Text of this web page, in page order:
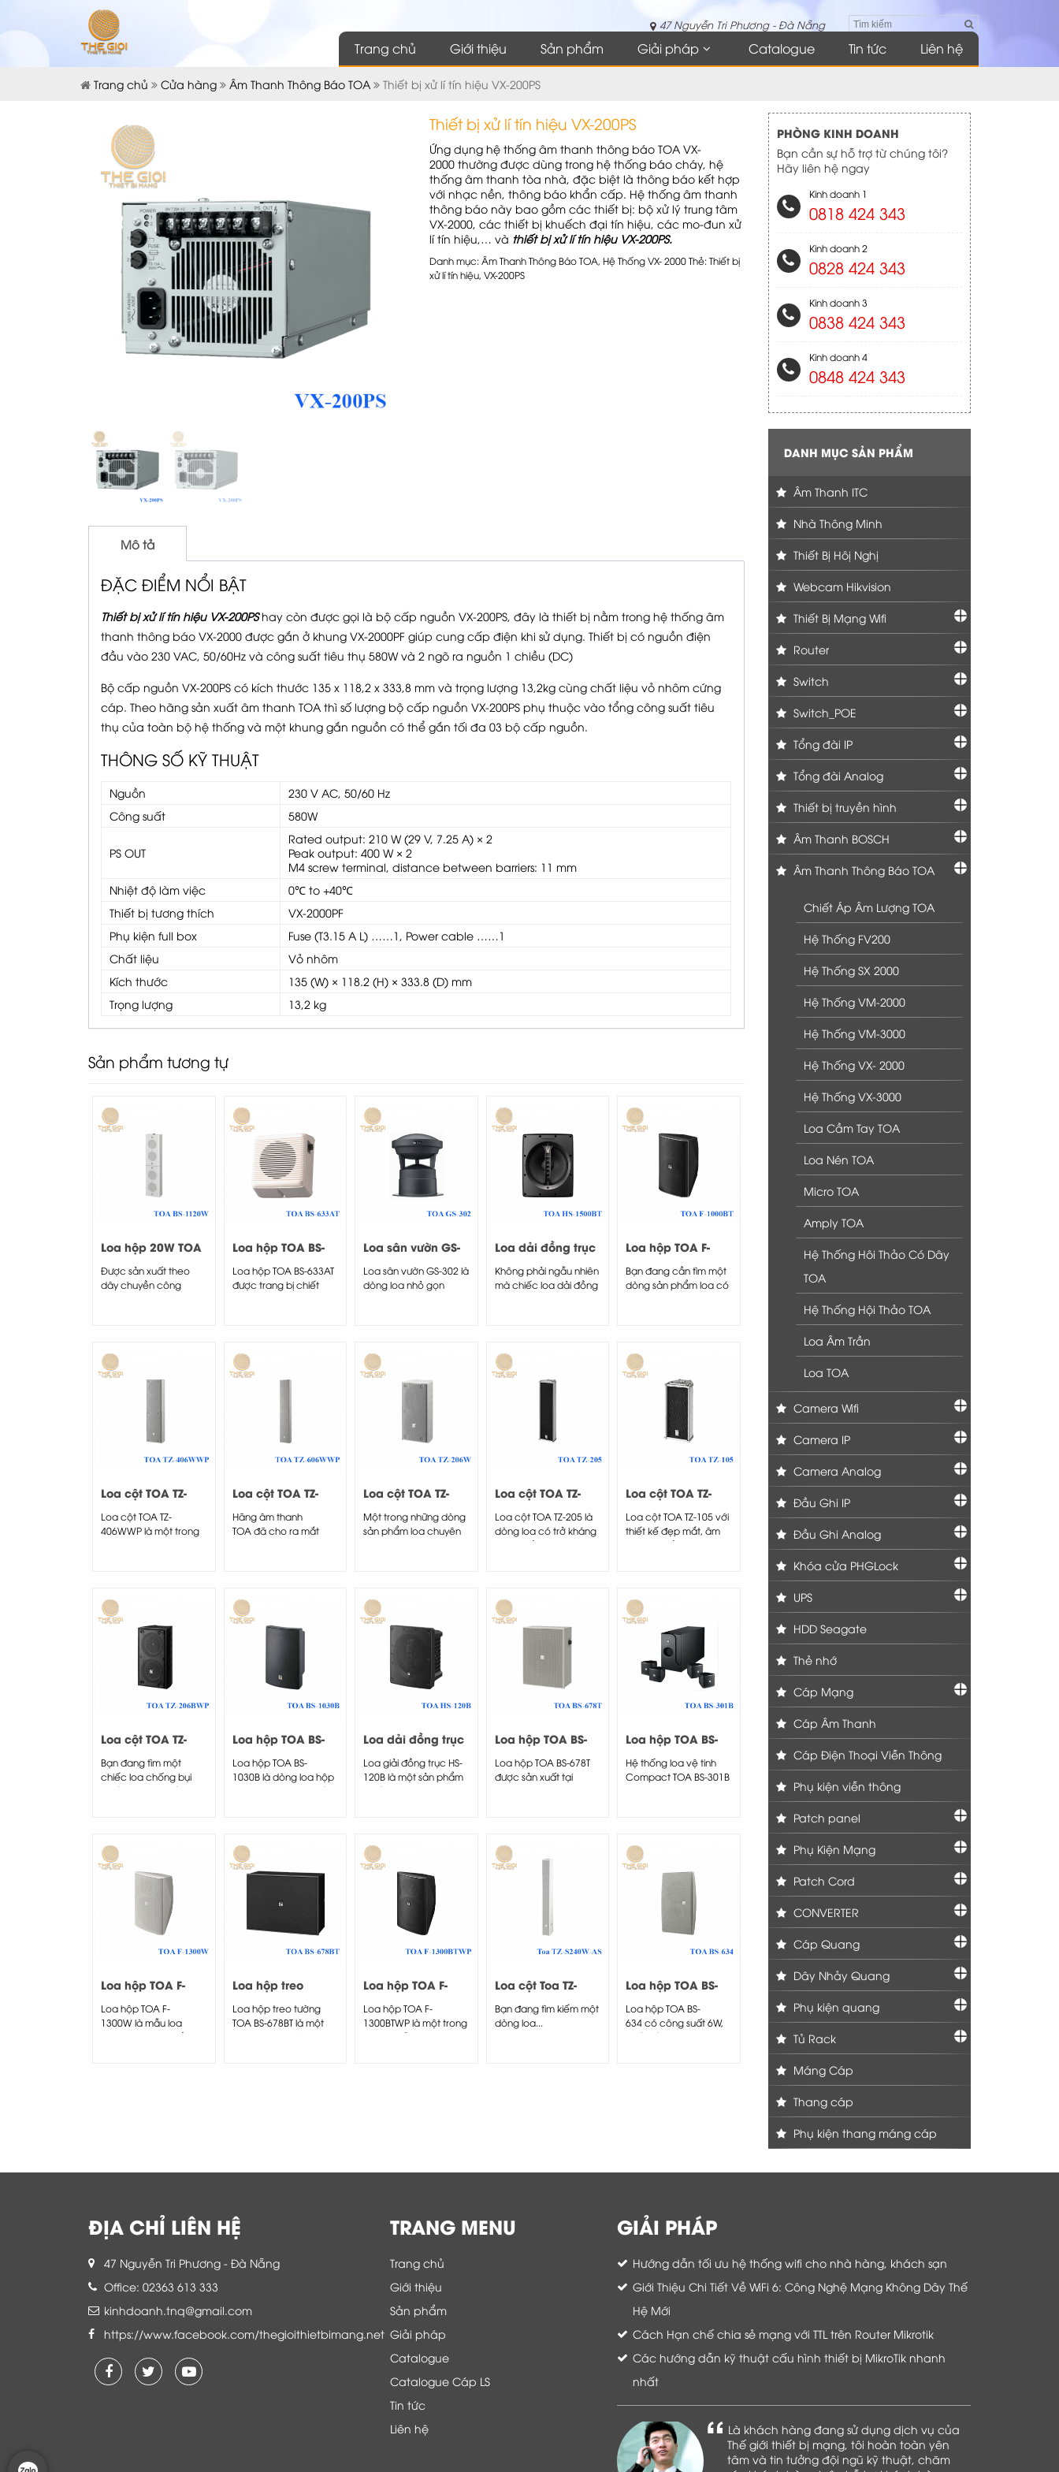
47 Nguyễn Tri Phương - Đà Nẵng
Trang chủ Giới thiệu Sản phẩm Giải pháp Catalogue Tin tức Liên hệ
Trang chủ Cửa hàng Âm Thanh Thông Báo TOA Thiết bị xử lí tín hiệu VX-200PS
Thiết bị xử lí tín hiệu VX-200PS
Ứng dụng hệ thống âm thanh thông báo TOA VX-
2000 thường được dùng trong hệ thống báo cháy, hệ
thống âm thanh tòa nhà, đặc biệt là thông báo kết hợp
với nhạc nền, thông báo khẩn cấp. Hệ thống âm thanh
thông báo này bao gồm các thiết bị: bộ xử lý trung tâm
VX-2000, các thiết bị khuếch đại tín hiệu, các mo-đun xử
lí tín hiệu,… và thiết bị xử lí tín hiệu VX-200PS.
Danh mục:Âm Thanh Thông Báo TOA, Hệ Thống VX- 2000Thẻ:Thiết bị
xử lí tín hiệu, VX-200PS
Mô tả
ĐẶC ĐIỂM NỔI BẬT
Thiết bị xử lí tín hiệu VX-200PShay còn được gọi là bộ cấp nguồn VX-200PS, đây là thiết bị nằm trong hệ thống âm
thanh thông báo VX-2000 được gắn ở khung VX-2000PF giúp cung cấp điện khi sử dụng. Thiết bị có nguồn điện
đầu vào 230 VAC, 50/60Hz và công suất tiêu thụ 580W và 2 ngõ ra nguồn 1 chiều (DC)
Bộ cấp nguồn VX-200PS có kích thước 135 x 118,2 x 333,8 mm và trọng lượng 13,2kg cùng chất liệu vỏ nhôm cứng
cáp. Theo hãng sản xuất âm thanh TOA thì số lượng bộ cấp nguồn VX-200PS phụ thuộc vào tổng công suất tiêu
thụ của toàn bộ hệ thống và một khung gắn nguồn có thể gắn tối đa 03 bộ cấp nguồn.
THÔNG SỐ KỸ THUẬT
Nguồn
230 V AC, 50/60 Hz
Công suất
580W
PS OUT
Rated output: 210 W (29 V, 7.25 A) × 2
Peak output: 400 W × 2
M4 screw terminal, distance between barriers: 11 mm
Nhiệt độ làm việc
0℃ to +40℃
Thiết bị tương thích
VX-2000PF
Phụ kiện full box
Fuse (T3.15 A L) ……1, Power cable ……1
Chất liệu
Vỏ nhôm
Kích thước
135 (W) × 118.2 (H) × 333.8 (D) mm
Trọng lượng
13,2 kg
Sản phẩm tương tự
Loa hộp 20W TOA
BS-1120W
Được sản xuất theo
dây chuyền công
Loa hộp TOA BS-
633AT
Loa hộp TOA BS-633AT
được trang bị chiết
Loa sân vườn GS-
302
Loa sân vườn GS-302 là
dòng loa nhỏ gọn
Loa dải đồng trục
HS-1500BT
Không phải ngẫu nhiên
mà chiếc loa dải đồng
Loa hộp TOA F-
1000BT
Bạn đang cần tìm một
dòng sản phẩm loa có
Loa cột TOA TZ-
406WWP
Loa cột TOA TZ-
406WWP là một trong
Loa cột TOA TZ-
606WWP
Hãng âm thanh
TOA đã cho ra mắt
Loa cột TOA TZ-
206W
Một trong những dòng
sản phẩm loa chuyên
Loa cột TOA TZ-
205
Loa cột TOA TZ-205 là
dòng loa có trở kháng
và độ bền...
Loa cột TOA TZ-
105
Loa cột TOA TZ-105 với
thiết kế đẹp mắt, âm
thanh truyền theo...
Loa cột TOA TZ-
206BWP
Bạn đang tìm một
chiếc loa chống bụi
chống nước chất
Loa hộp TOA BS-
1030B
Loa hộp TOA BS-
1030B là dòng loa hộp
thông báo công suất...
Loa dải đồng trục
HS-120B
Loa giải đồng trục HS-
120B là một sản phẩm
chất lượng thuộc series
Loa hộp TOA BS-
678T
Loa hộp TOA BS-678T
được sản xuất tại
Loa hộp TOA BS-
301B
Hệ thống loa vệ tinh
Compact TOA BS-301B
Loa hộp TOA F-
1300W
Loa hộp TOA F-
1300W là mẫu loa
được tích hợp nhiều
Loa hộp treo
tường TOA BS-
678BT
Loa hộp treo tường
TOA BS-678BT là một
Loa hộp TOA F-
1300BTWP
Loa hộp TOA F-
1300BTWP là một trong
những mẫu loa hộp
Loa cột Toa TZ-
S240W-AS
Bạn đang tìm kiếm một
dòng loa...
Loa hộp TOA BS-
634
Loa hộp TOA BS-
634 có công suất 6W,
thiết kế gọn nhẹ,...
PHÒNG KINH DOANH
Bạn cần sự hỗ trợ từ chúng tôi?
Hãy liên hệ ngay
Kinh doanh 1
0818 424 343
Kinh doanh 2
0828 424 343
Kinh doanh 3
0838 424 343
Kinh doanh 4
0848 424 343
DANH MỤC SẢN PHẨM
Âm Thanh ITC
Nhà Thông Minh
Thiết Bị Hôị Nghị
Webcam Hikvision
Thiết Bị Mạng Wifi
Router
Switch
Switch_POE
Tổng đài IP
Tổng đài Analog
Thiết bị truyền hình
Âm Thanh BOSCH
Âm Thanh Thông Báo TOA
Chiết Áp Âm Lượng TOA
Hệ Thống FV200
Hệ Thống SX 2000
Hệ Thống VM-2000
Hệ Thống VM-3000
Hệ Thống VX- 2000
Hệ Thống VX-3000
Loa Cầm Tay TOA
Loa Nén TOA
Micro TOA
Amply TOA
Hệ Thống Hôi Thảo Có Dây
TOA
Hệ Thống Hội Thảo TOA
Loa Âm Trần
Loa TOA
Camera Wifi
Camera IP
Camera Analog
Đầu Ghi IP
Đầu Ghi Analog
Khóa cửa PHGLock
UPS
HDD Seagate
Thẻ nhớ
Cáp Mạng
Cáp Âm Thanh
Cáp Điện Thoại Viễn Thông
Phụ kiện viễn thông
Patch panel
Phụ Kiện Mạng
Patch Cord
CONVERTER
Cáp Quang
Dây Nhảy Quang
Phụ kiện quang
Tủ Rack
Máng Cáp
Thang cáp
Phụ kiện thang máng cáp
ĐỊA CHỈ LIÊN HỆ
47 Nguyễn Tri Phương - Đà Nẵng
Office: 02363 613 333
kinhdoanh.tnq@gmail.com
https://www.facebook.com/thegioithietbimang.net
TRANG MENU
Trang chủ
Giới thiệu
Sản phẩm
Giải pháp
Catalogue
Catalogue Cáp LS
Tin tức
Liên hệ
GIẢI PHÁP
Hướng dẫn tối ưu hệ thống wifi cho nhà hàng, khách sạn
Giới Thiệu Chi Tiết Về WiFi 6: Công Nghệ Mạng Không Dây Thế
Hệ Mới
Cách Hạn chế chia sẻ mạng với TTL trên Router Mikrotik
Các hướng dẫn kỹ thuật cấu hình thiết bị MikroTik nhanh
nhất
tâm và tin tưởng đội ngũ kỹ thuật, chăm
Là khách hàng đang sử dụng dịch vụ của
Là khách hàng đang sử dụng dịch vụ của
Thế giới thiết bị mạng, tôi hoàn toàn yên
tâm và tin tưởng đội ngũ kỹ thuật, chăm